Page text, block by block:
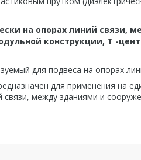
на опорах линий
конструкции, Т -
для подвеса на опорах
для применения на
связи, между зданиями и